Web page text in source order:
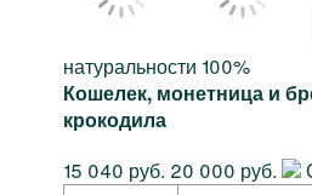
натуральности 100%
Кошелек, монетница и
крокодила
15 040 руб. 20 000 руб.